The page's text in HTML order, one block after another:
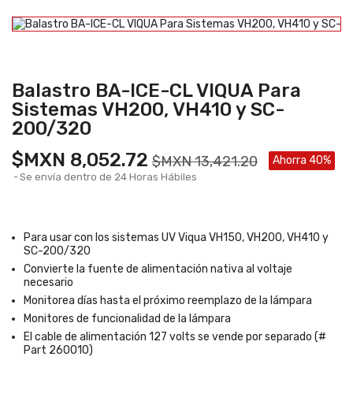
Balastro BA-ICE-CL VIQUA Para
Sistemas VH200, VH410 y SC-
200/320
$MXN 8,052.72 $MXN 13,421.20 Ahorra 40%
Se envía dentro de 24 Horas Hábiles
Para usar con los sistemas UV Viqua VH150, VH200, VH410 y
SC-200/320
Convierte la fuente de alimentación nativa al voltaje
necesario
Monitorea días hasta el próximo reemplazo de la lámpara
Monitores de funcionalidad de la lámpara
El cable de alimentación 127 volts se vende por separado (#
Part 260010)